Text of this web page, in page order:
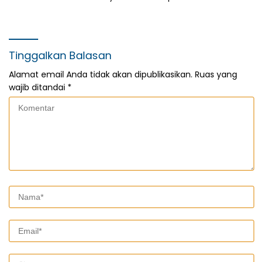
Tinggalkan Balasan
Alamat email Anda tidak akan dipublikasikan. Ruas yang
wajib ditandai *